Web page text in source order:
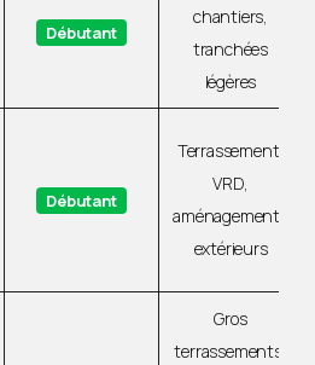
Débutant
chantiers,
tranchées
légères
Débutant
Terrassement,
VRD,
aménagements
extérieurs
Gros
terrassements,